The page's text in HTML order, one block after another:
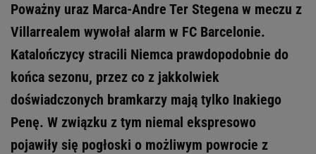
Poważny uraz Marca-Andre Ter Stegena w meczu z
Villarrealem wywołał alarm w FC Barcelonie.
Katalończycy stracili Niemca prawdopodobnie do
końca sezonu, przez co z jakkolwiek
doświadczonych bramkarzy mają tylko Inakiego
Penę. W związku z tym niemal ekspresowo
pojawiły się pogłoski o możliwym powrocie z